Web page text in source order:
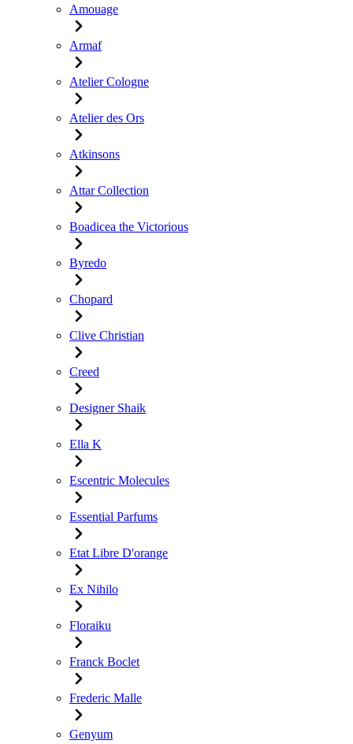
Amouage
Armaf
Atelier Cologne
Atelier des Ors
Atkinsons
Attar Collection
Boadicea the Victorious
Byredo
Chopard
Clive Christian
Creed
Designer Shaik
Ella K
Escentric Molecules
Essential Parfums
Etat Libre D'orange
Ex Nihilo
Floraiku
Franck Boclet
Frederic Malle
Genyum